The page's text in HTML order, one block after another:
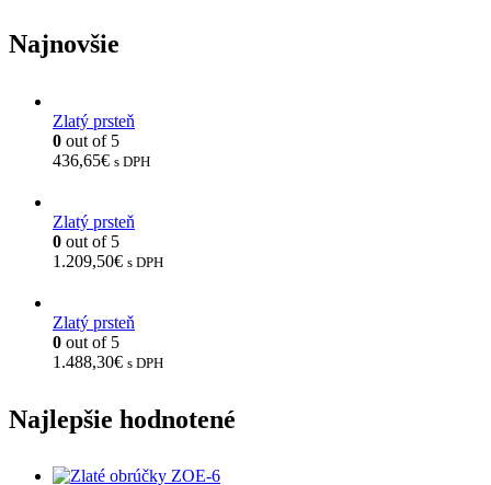
Najnovšie
Zlatý prsteň
0 out of 5
436,65€ s DPH
Zlatý prsteň
0 out of 5
1.209,50€ s DPH
Zlatý prsteň
0 out of 5
1.488,30€ s DPH
Najlepšie hodnotené